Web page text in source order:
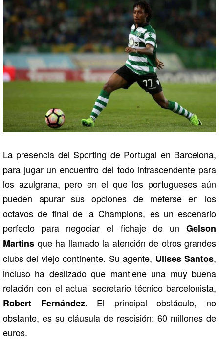
La presencia del Sporting de Portugal en Barcelona,
para jugar un encuentro del todo intrascendente para
los azulgrana, pero en el que los portugueses aún
pueden apurar sus opciones de meterse en los
octavos de final de la Champions, es un escenario
perfecto para negociar el fichaje de un Gelson
Martins que ha llamado la atención de otros grandes
clubs del viejo continente. Su agente, Ulises Santos,
incluso ha deslizado que mantiene una muy buena
relación con el actual secretario técnico barcelonista,
Robert Fernández. El principal obstáculo, no
obstante, es su cláusula de rescisión: 60 millones de
euros.